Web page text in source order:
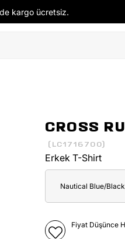
kargo ücretsiz.
CROSS
(LC1716700)
Erkek T-Shirt
Nautical Blue/
Fiyat Düşünce